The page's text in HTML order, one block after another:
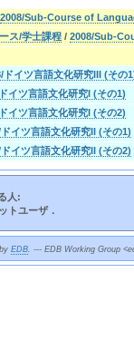
2008/Sub-Course of
ス/学士課程 / 2008/Sub-
ドイツ言語文化研究III (その
イツ言語文化研究I (その1)
イツ言語文化研究I (その2)
イツ言語文化研究II (その1)
イツ言語文化研究II (その2)
人:
トユーザ．
EDB. --- EDB Working Group